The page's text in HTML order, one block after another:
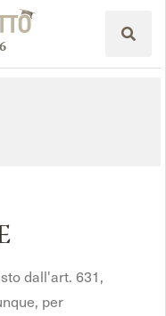
dall'art. 631,
per